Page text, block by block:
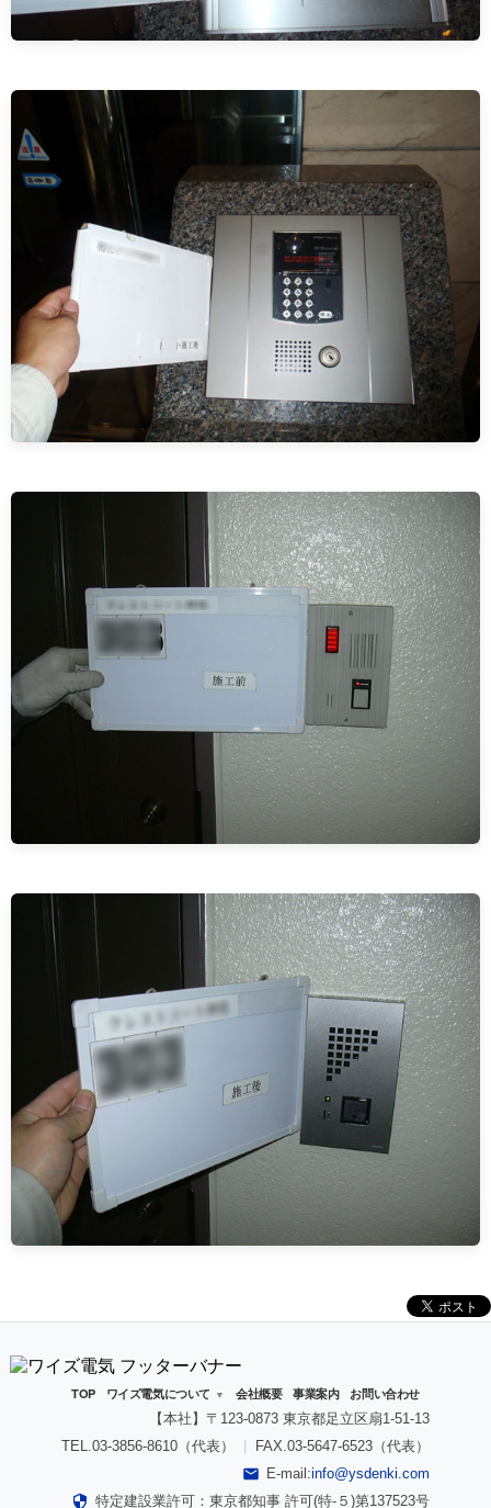
TOP ワイズ電気について ▼ 会社概要 事業案内 お問い合わせ
【本社】〒123-0873 東京都足立区扇1-51-13
TEL.03-3856-8610（代表）
FAX.03-5647-6523（代表）
E-mail:info@ysdenki.com
特定建設業許可：東京都知事 許可(特‐５)第137523号